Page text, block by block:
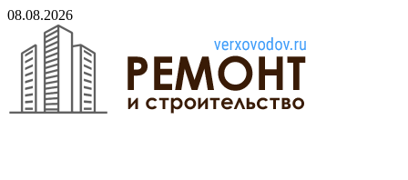
Skip
content
08.08.2026